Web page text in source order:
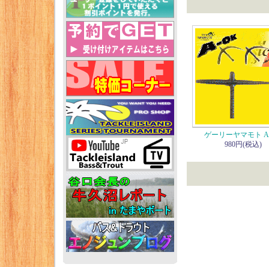
ゲーリーヤマモト
980円(税込)